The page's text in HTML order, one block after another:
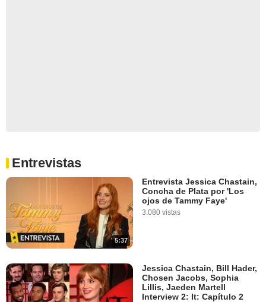
Entrevistas
5:37
Entrevista Jessica Chastain,
Concha de Plata por 'Los
ojos de Tammy Faye'
3.080 vistas
Jessica Chastain, Bill Hader,
Chosen Jacobs, Sophia
Lillis, Jaeden Martell
Interview 2: It: Capítulo 2